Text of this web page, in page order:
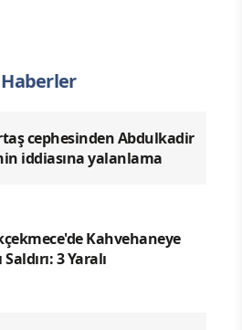
cephesinden Abdulkadir
iddiasına yalanlama
Kahvehaneye
3 Yaralı